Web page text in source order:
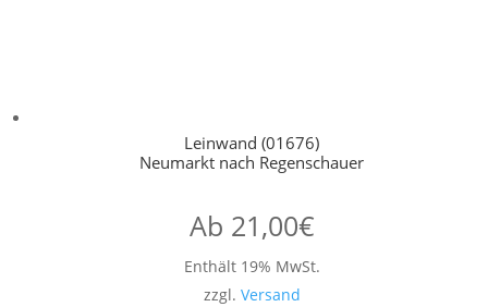
Leinwand (01676)
Neumarkt nach Regenschauer
Ab 21,00€
Enthält 19% MwSt.
zzgl. Versand